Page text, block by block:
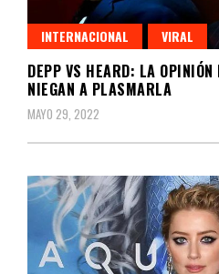
INTERNACIONAL VIRAL
DEPP VS HEARD: LA
NIEGAN A PLASMARLA
MAYO 29, 2022